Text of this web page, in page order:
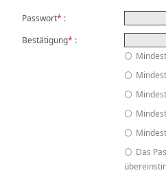
Passwort* :
Bestätigung* :
Das